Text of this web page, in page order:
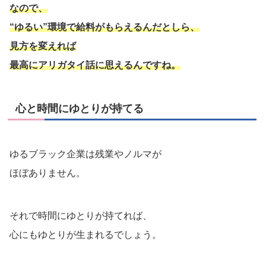
なので、
“ゆるい”環境で給料がもらえるんだとしら、
見方を変えれば
最高にアリガタイ話に思えるんですね。
心と時間にゆとりが持てる
ゆるブラック企業は残業やノルマが
ほぼありません。
それで時間にゆとりが持てれば、
心にもゆとりが生まれるでしょう。